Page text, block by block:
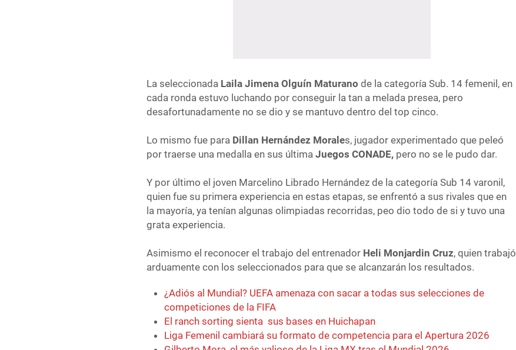
La seleccionada Laila Jimena Olguín Maturano de la categoría Sub. 14 femenil, en
cada ronda estuvo luchando por conseguir la tan a melada presea, pero
desafortunadamente no se dio y se mantuvo dentro del top cinco.
Lo mismo fue para Dillan Hernández Morales, jugador experimentado que peleó
por traerse una medalla en sus últimaJuegos CONADE, pero no se le pudo dar.
Y por último el joven Marcelino Librado Hernández de la categoría Sub 14 varonil,
quien fue su primera experiencia en estas etapas, se enfrentó a sus rivales que en
la mayoría, ya tenían algunas olimpiadas recorridas, peo dio todo de si y tuvo una
grata experiencia.
Asimismo el reconocer el trabajo del entrenador Heli Monjardin Cruz, quien trabajó
arduamente con los seleccionados para que se alcanzarán los resultados.
¿Adiós al Mundial? UEFA amenaza con sacar a todas sus selecciones de
competiciones de la FIFA
El ranch sorting sienta sus bases en Huichapan
Liga Femenil cambiará su formato de competencia para el Apertura 2026